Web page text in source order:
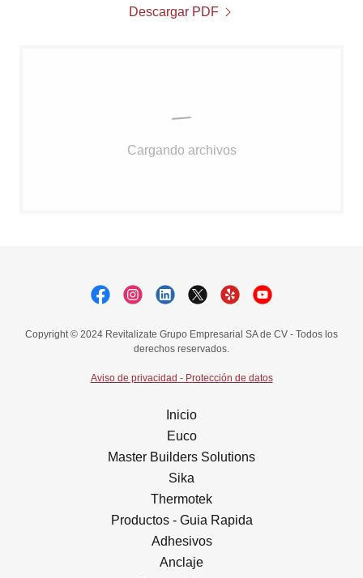
Descargar PDF
Cargando archivos
Copyright © 2024 Revitalizate Grupo Empresarial SA de CV - Todos los
derechos reservados.
Aviso de privacidad - Protección de datos
Inicio
Euco
Master Builders Solutions
Sika
Thermotek
Productos - Guia Rapida
Adhesivos
Anclaje